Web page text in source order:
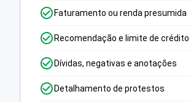
Faturamento ou renda presumida
Recomendação e limite de crédito
Dívidas, negativas e anotações
Detalhamento de protestos